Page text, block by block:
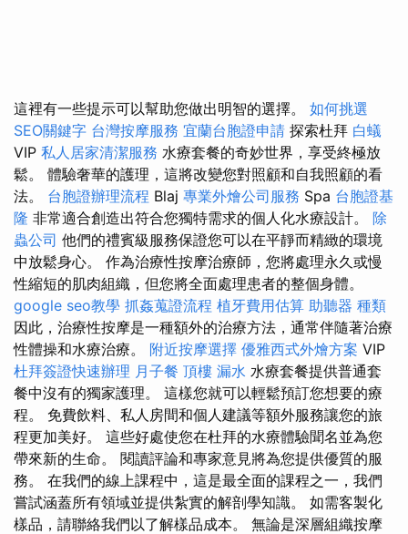
這裡有一些提示可以幫助您做出明智的選擇。 如何挑選
SEO關鍵字 台灣按摩服務 宜蘭台胞證申請 探索杜拜 白蟻
VIP 私人居家清潔服務 水療套餐的奇妙世界，享受終極放
鬆。 體驗奢華的護理，這將改變您對照顧和自我照顧的看
法。 台胞證辦理流程 Blaj 專業外燴公司服務 Spa 台胞證基
隆 非常適合創造出符合您獨特需求的個人化水療設計。 除
蟲公司 他們的禮賓級服務保證您可以在平靜而精緻的環境
中放鬆身心。 作為治療性按摩治療師，您將處理永久或慢
性縮短的肌肉組織，但您將全面處理患者的整個身體。
google seo教學 抓姦蒐證流程 植牙費用估算 助聽器 種類
因此，治療性按摩是一種額外的治療方法，通常伴隨著治療
性體操和水療治療。 附近按摩選擇 優雅西式外燴方案 VIP
杜拜簽證快速辦理 月子餐 頂樓 漏水 水療套餐提供普通套
餐中沒有的獨家護理。 這樣您就可以輕鬆預訂您想要的療
程。 免費飲料、私人房間和個人建議等額外服務讓您的旅
程更加美好。 這些好處使您在杜拜的水療體驗聞名並為您
帶來新的生命。 閱讀評論和專家意見將為您提供優質的服
務。 在我們的線上課程中，這是最全面的課程之一，我們
嘗試涵蓋所有領域並提供紮實的解剖學知識。 如需客製化
樣品，請聯絡我們以了解樣品成本。 無論是深層組織按摩